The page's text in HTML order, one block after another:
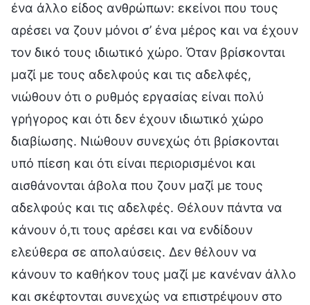
ένα άλλο είδος ανθρώπων: εκείνοι που τους
αρέσει να ζουν μόνοι σ’ ένα μέρος και να έχουν
τον δικό τους ιδιωτικό χώρο. Όταν βρίσκονται
μαζί με τους αδελφούς και τις αδελφές,
νιώθουν ότι ο ρυθμός εργασίας είναι πολύ
γρήγορος και ότι δεν έχουν ιδιωτικό χώρο
διαβίωσης. Νιώθουν συνεχώς ότι βρίσκονται
υπό πίεση και ότι είναι περιορισμένοι και
αισθάνονται άβολα που ζουν μαζί με τους
αδελφούς και τις αδελφές. Θέλουν πάντα να
κάνουν ό,τι τους αρέσει και να ενδίδουν
ελεύθερα σε απολαύσεις. Δεν θέλουν να
κάνουν το καθήκον τους μαζί με κανέναν άλλο
και σκέφτονται συνεχώς να επιστρέψουν στο